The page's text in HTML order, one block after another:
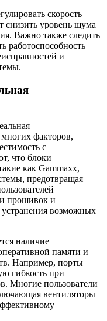
скорость
снизить уровень шума
Важно также следить
работоспособность
и
многих факторов,
с
что блоки
как Gammaxx,
предотвращая
прошивок и
устранения возможных
наличие
памяти и
Например, порты
гибкость при
Многие пользователи
вентиляторы